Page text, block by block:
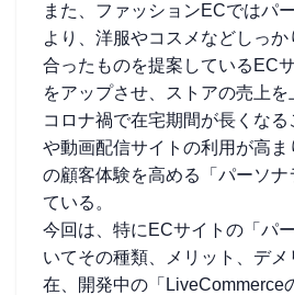
また、ファッションECではパ
より、洋服やコスメなどしっ
合ったものを提案しているEC
をアップさせ、ストアの売上を
コロナ禍で在宅期間が長くな
や動画配信サイトの利用が高
の顧客体験を高める「パーソ
ている。
今回は、特にECサイトの「パ
いてその種類、メリット、デメ
在、開発中の「LiveCommerce